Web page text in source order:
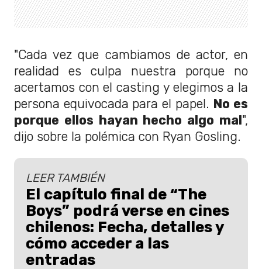
"Cada vez que cambiamos de actor, en
realidad es culpa nuestra porque no
acertamos con el casting y elegimos a la
persona equivocada para el papel. No es
porque ellos hayan hecho algo mal",
dijo sobre la polémica con Ryan Gosling.
LEER TAMBIÉN
El capítulo final de “The
Boys” podrá verse en cines
chilenos: Fecha, detalles y
cómo acceder a las
entradas